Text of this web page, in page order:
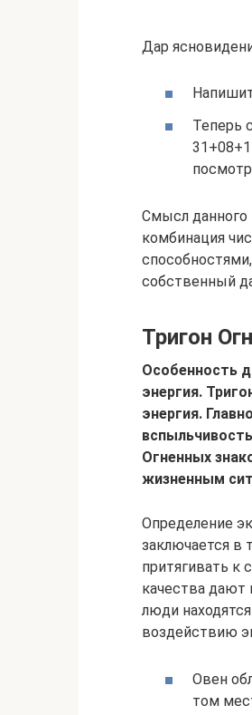
Дар
Теперь
Смысл данного
комбинация
собственный
Тригон
Особенность
энергия.
энергия.
Огненных
жизненным
Определение
заключается в
притягивать к
качества
люди
воздействию
Овен
том